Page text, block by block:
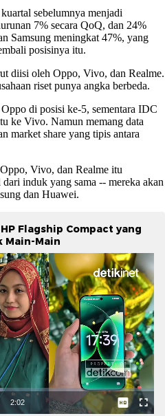
sebelumnya menjadi
7% secara QoQ, dan 24%
Samsung meningkat 47%, yang
posisinya itu.
diisi oleh Oppo, Vivo, dan Realme.
riset punya angka berbeda.
di posisi ke-5, sementara IDC
ke Vivo. Namun memang data
market share yang tipis antara
Vivo, dan Realme itu
induk yang sama -- mereka akan
dan Huawei.
Flagship Compact yang
Main-Main